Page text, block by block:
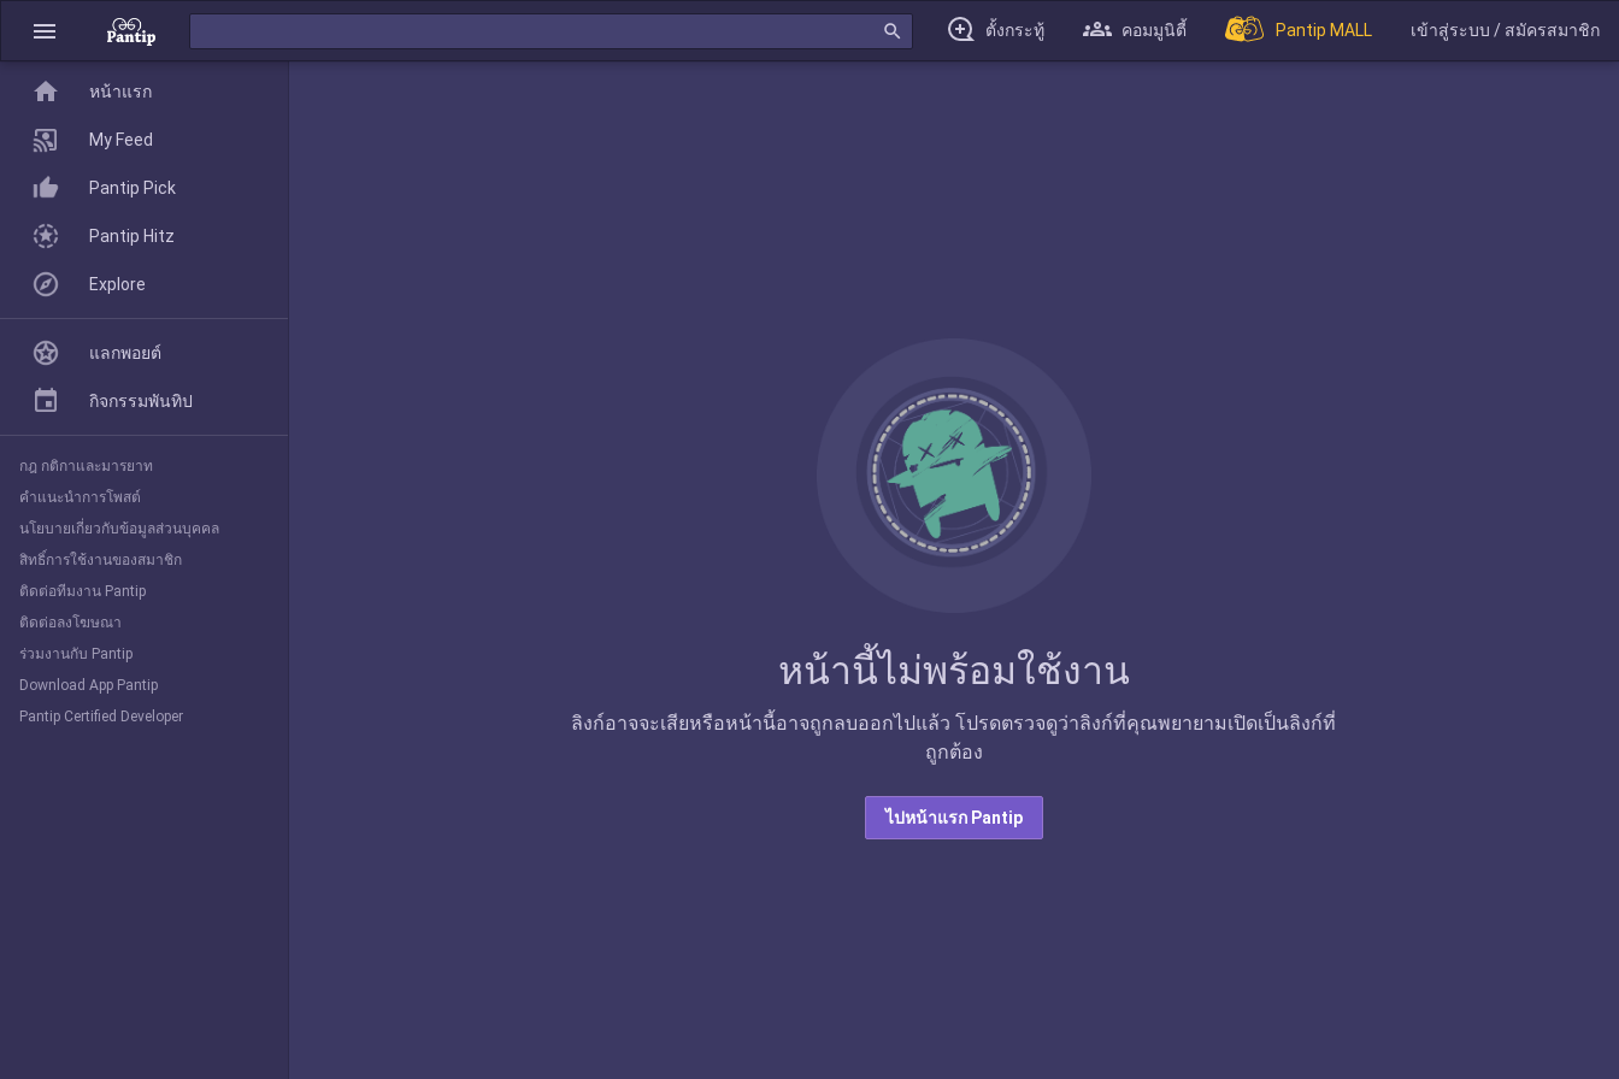
menu search ตั้งกระทู้ คอมมูนิตี้ Pantip MALL เข้าสู่ระบบ / สมัครสมาชิก
หน้านี้ไม่พร้อมใช้งาน
ลิงก์อาจจะเสียหรือหน้านี้อาจถูกลบออกไปแล้ว โปรดตรวจดูว่าลิงก์ที่คุณพยายามเปิดเป็นลิงก์ที่
ถูกต้อง
ไปหน้าแรก Pantip
home
Pantip Pick
Explore
home หน้าแรก
My Feed
Pantip Pick
Pantip Hitz
Explore
แลกพอยต์
กิจกรรมพันทิป
กฎ กติกาและมารยาท
คำแนะนำการโพสต์
นโยบายเกี่ยวกับข้อมูลส่วนบุคคล
สิทธิ์การใช้งานของสมาชิก
ติดต่อทีมงาน Pantip
ติดต่อลงโฆษณา
ร่วมงานกับ Pantip
Download App Pantip
Pantip Certified Developer